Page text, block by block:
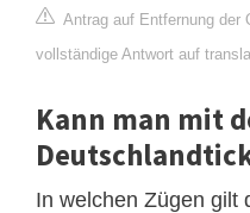
Antrag auf Entfernung der
vollständige Antwort auf
Kann man mit
In welchen Zügen gilt